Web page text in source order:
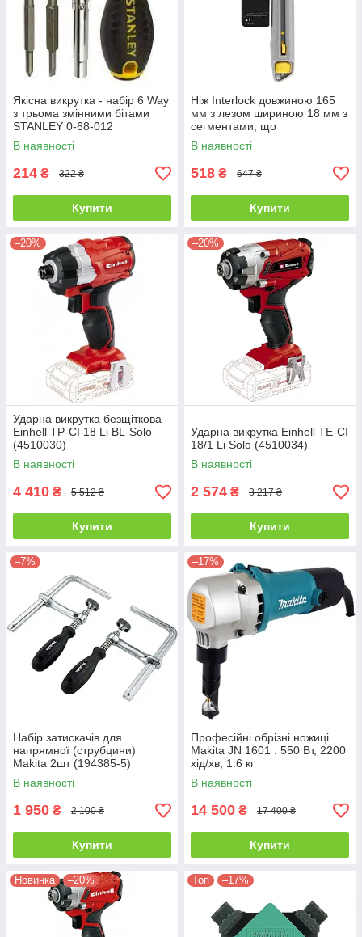
Якісна викрутка - набір 6 Way
з трьома змінними бітами
STANLEY 0-68-012
В наявності
214 ₴ 322 ₴
Купити
Ніж Interlock довжиною 165
мм з лезом шириною 18 мм з
сегментами, що
відламуються STANLEY 0-10-
018
В наявності
518 ₴ 647 ₴
Купити
–20%
Ударна викрутка безщіткова
Einhell TP-CI 18 Li BL-Solo
(4510030)
В наявності
4 410 ₴ 5 512 ₴
Купити
–20%
Ударна викрутка Einhell TE-CI
18/1 Li Solo (4510034)
В наявності
2 574 ₴ 3 217 ₴
Купити
–7%
Набір затискачів для
напрямної (струбцини)
Makita 2шт (194385-5)
В наявності
1 950 ₴ 2 100 ₴
Купити
–17%
Професійні обрізні ножиці
Makita JN 1601 : 550 Вт, 2200
хід/хв, 1.6 кг
В наявності
14 500 ₴ 17 400 ₴
Купити
Новинка –20% Топ –17%